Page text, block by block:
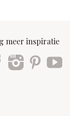
meer inspiratie